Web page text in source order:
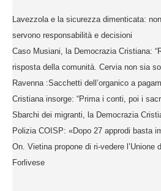
Lavezzola e la sicurezza dimenticata:
servono responsabilità e decisioni
Caso Musiani, la Democrazia Cristiana:
risposta della comunità. Cervia non sia
Ravenna :Sacchetti dell’organico a
Cristiana insorge: “Prima i conti, poi i
Sbarchi dei migranti, la Democrazia
Polizia COISP: «Dopo 27 approdi basta
On. Vietina propone di ri-vedere l’Unione
Forlivese